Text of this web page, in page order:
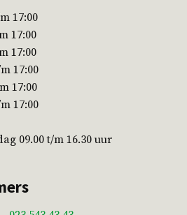
17:00
17:00
17:00
17:00
17:00
17:00
09.00 t/m 16.30 uur